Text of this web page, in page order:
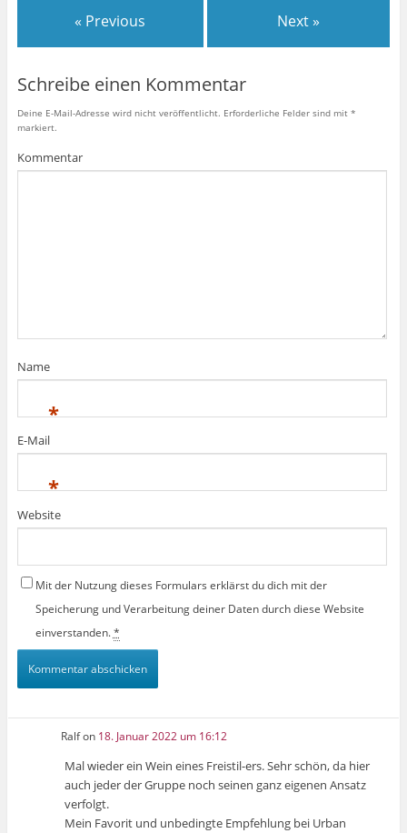
« Previous Next »
Schreibe einen Kommentar
Deine E-Mail-Adresse wird nicht veröffentlicht. Erforderliche Felder sind mit *
markiert.
Kommentar
Name
*
E-Mail
*
Website
Mit der Nutzung dieses Formulars erklärst du dich mit der
Speicherung und Verarbeitung deiner Daten durch diese Website
einverstanden.*
Ralfon 18. Januar 2022 um 16:12
Mal wieder ein Wein eines Freistil-ers. Sehr schön, da hier
auch jeder der Gruppe noch seinen ganz eigenen Ansatz
verfolgt.
Mein Favorit und unbedingte Empfehlung bei Urban